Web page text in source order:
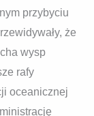
przybyciu
że
wysp
rafy
oceanicznej